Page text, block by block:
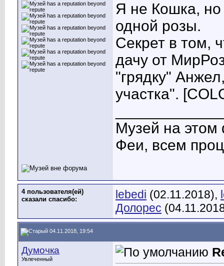
Я не Кошка, но
одной розы.
Секрет в том,
дачу от
"грядку"
участка".
Музей на
Феи, всем
4 пользователя(ей)
сказали cпасибо:
lebedi (02.11.2018),
Долорес
04.11.2018, 19:54
Думочка
Увлеченный